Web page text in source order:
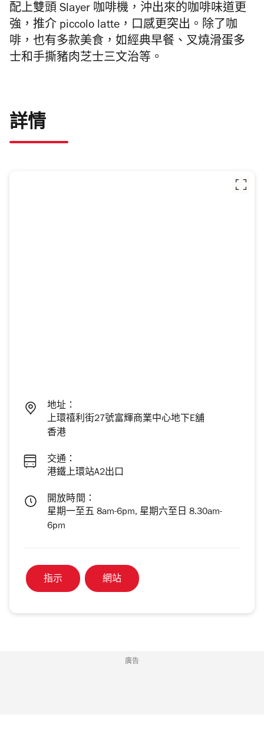
配上雙頭 Slayer 咖啡機，沖出來的咖啡味道更
強，推介 piccolo latte，口感更突出。除了咖
啡，也有多款美食，如經典早餐、叉燒滑蛋多
士和手撕豬肉芝士三文治等。
詳情
地址：
上環禧利街27號富輝商業中心地下E舖
香港
交通：
港鐵上環站A2出口
開放時間：
星期一至五 8am-6pm, 星期六至日 8.30am-
6pm
指示 網站
廣告